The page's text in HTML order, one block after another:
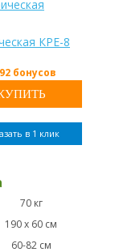
бонусов
в 1 клик
70 кг
190 х 60 см
60-82 см